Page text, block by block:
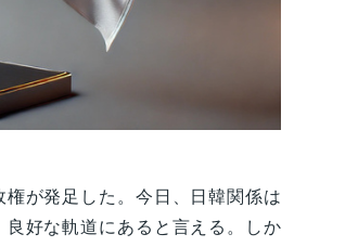
が発足した。今日、日韓関係は
良好な軌道にあると言える。しか